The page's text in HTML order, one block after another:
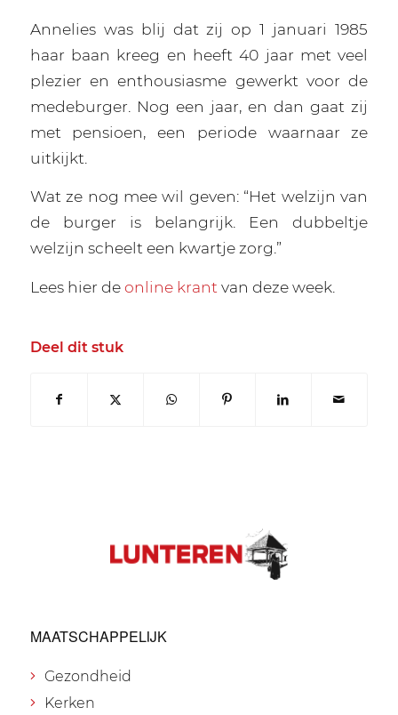
Annelies was blij dat zij op 1 januari 1985
haar baan kreeg en heeft 40 jaar met veel
plezier en enthousiasme gewerkt voor de
medeburger. Nog een jaar, en dan gaat zij
met pensioen, een periode waarnaar ze
uitkijkt.
Wat ze nog mee wil geven: “Het welzijn van
de burger is belangrijk. Een dubbeltje
welzijn scheelt een kwartje zorg.”
Lees hier deonline krant van deze week.
Deel dit stuk
MAATSCHAPPELIJK
Gezondheid
Kerken